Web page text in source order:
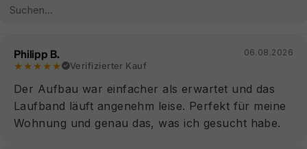
Philipp B.
★★★★★ Verifizierter Kauf
06.08.2026
Der Aufbau war einfacher als erwartet und das
Laufband läuft angenehm leise. Perfekt für meine
Wohnung und genau das, was ich gesucht habe.